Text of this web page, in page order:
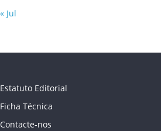
« Jul
Estatuto Editorial
Ficha Técnica
Contacte-nos